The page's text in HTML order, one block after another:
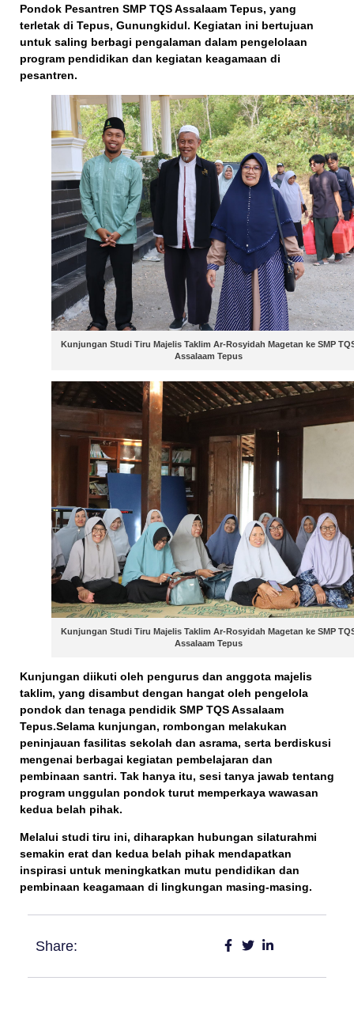
Pondok Pesantren SMP TQS Assalaam Tepus, yang
terletak di Tepus, Gunungkidul. Kegiatan ini bertujuan
untuk saling berbagi pengalaman dalam pengelolaan
program pendidikan dan kegiatan keagamaan di
pesantren.
Kunjungan Studi Tiru Majelis Taklim Ar-Rosyidah Magetan ke SMP
Assalaam Tepus
Kunjungan Studi Tiru Majelis Taklim Ar-Rosyidah Magetan ke SMP
Assalaam Tepus
Kunjungan diikuti oleh pengurus dan anggota majelis
taklim, yang disambut dengan hangat oleh pengelola
pondok dan tenaga pendidik SMP TQS Assalaam
Tepus.Selama kunjungan, rombongan melakukan
peninjauan fasilitas sekolah dan asrama, serta berdiskusi
mengenai berbagai kegiatan pembelajaran dan
pembinaan santri. Tak hanya itu, sesi tanya jawab tentang
program unggulan pondok turut memperkaya wawasan
kedua belah pihak.
Melalui studi tiru ini, diharapkan hubungan silaturahmi
semakin erat dan kedua belah pihak mendapatkan
inspirasi untuk meningkatkan mutu pendidikan dan
pembinaan keagamaan di lingkungan masing-masing.
Share: